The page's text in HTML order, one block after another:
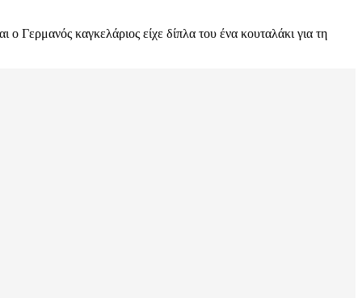
Γερμανός καγκελάριος είχε δίπλα του ένα κουταλάκι για τη